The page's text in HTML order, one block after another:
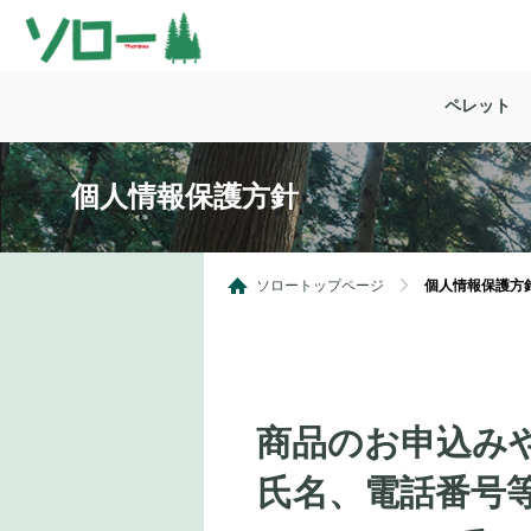
ペレット
個人情報保護方針
ソロートップページ 個人情報保護方
商品のお申込み
氏名、電話番号